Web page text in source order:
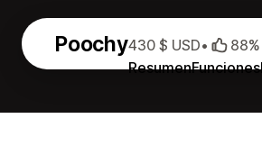
Poochy
ResumenFunciones
430 $ USD• 88%